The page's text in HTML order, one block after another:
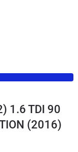
1.6 TDI 90
(2016)